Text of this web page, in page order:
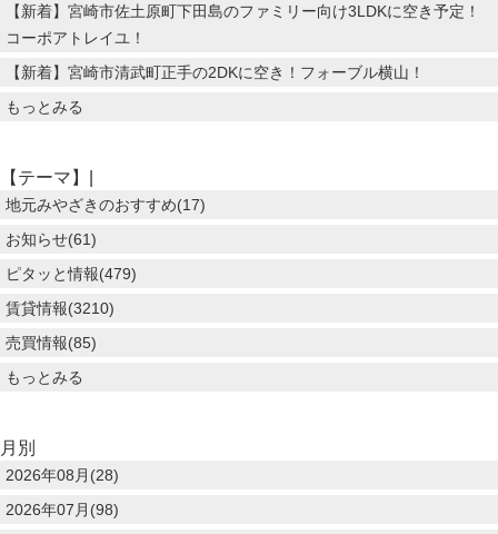
【新着】宮崎市佐土原町下田島のファミリー向け3LDKに空き予定！
コーポアトレイユ！
【新着】宮崎市清武町正手の2DKに空き！フォーブル横山！
もっとみる
【テーマ】|
地元みやざきのおすすめ(17)
お知らせ(61)
ピタッと情報(479)
賃貸情報(3210)
売買情報(85)
もっとみる
月別
2026年08月(28)
2026年07月(98)